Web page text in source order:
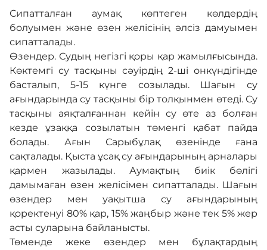
Жаңалықтар
Келушілерге
Спорттық балық аулау онлайн
Галерея
Көрнекті жерлер
Өртке қарсы үгіт
Сипатталған аумақ көптеген көлдердің
болуымен және өзен желісінің әлсіз дамуымен
сипатталады.
Өзендер. Судың негізгі қоры қар жамылғысында.
Көктемгі су тасқыны сәуірдің 2-ші онкүндігінде
басталып, 5-15 күнге созылады. Шағын су
ағындарында су тасқыны бір толқынмен өтеді. Су
тасқыны аяқталғаннан кейін су өте аз болған
кезде ұзаққа созылатын төменгі қабат пайда
болады. Ағын Сарыбұлақ өзенінде ғана
сақталады. Қыста ұсақ су ағындарының арналары
қармен жазылады. Аумақтың биік бөлігі
дамымаған өзен желісімен сипатталады. Шағын
өзендер мен уақытша су ағындарының
қоректенуі 80% қар, 15% жаңбыр және тек 5% жер
асты суларына байланысты.
Төменде жеке өзендер мен бұлақтардың